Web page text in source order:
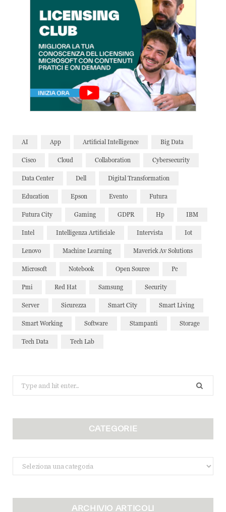
AI App Artificial Intelligence Big Data
Cisco Cloud Collaboration Cybersecurity
Data Center Dell Digital Transformation
Education Epson Evento Futura
Futura City Gaming GDPR Hp IBM
Intel Intelligenza Artificiale Intervista Iot
Lenovo Machine Learning Maverick Av Solutions
Microsoft Notebook Open Source Pc
Pmi Red Hat Samsung Security
Server Sicurezza Smart City Smart Living
Smart Working Software Stampanti Storage
Tech Data Tech Lab
for:
CATEGORIE
Categorie
ARCHIVIO ARTICOLI